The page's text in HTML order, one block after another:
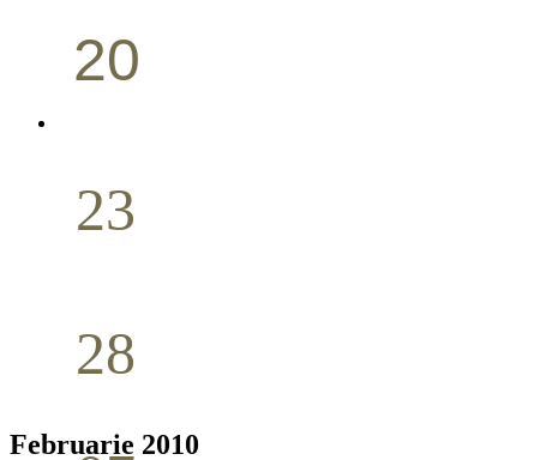
20
23
28
Februarie 2010